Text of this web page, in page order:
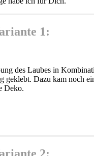
1:
des Laubes in
Dazu kam noch
Deko.